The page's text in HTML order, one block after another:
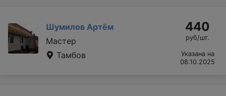
Шумилов Артём
Мастер
Тамбов
440
руб/шт.
Указана на
08.10.2025